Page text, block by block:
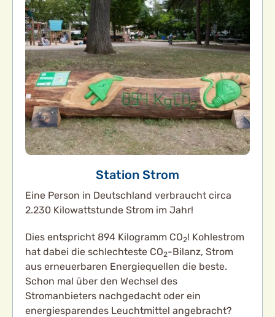
Station Strom
Eine Person in Deutschland verbraucht circa
2.230 Kilowattstunde Strom im Jahr!
Dies entspricht 894 Kilogramm CO2! Kohlestrom
hat dabei die schlechteste CO2-Bilanz, Strom
aus erneuerbaren Energiequellen die beste.
Schon mal über den Wechsel des
Stromanbieters nachgedacht oder ein
energiesparendes Leuchtmittel angebracht?